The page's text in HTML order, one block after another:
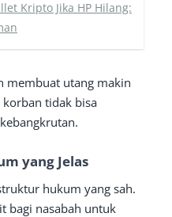
Kripto Jika HP Hilang:
membuat utang makin
tidak bisa
yang Jelas
hukum yang sah.
bagi nasabah untuk